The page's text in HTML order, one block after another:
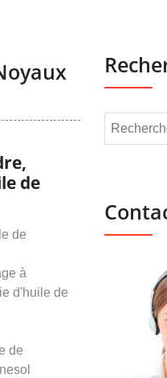
de
de
à
d'huile de
de